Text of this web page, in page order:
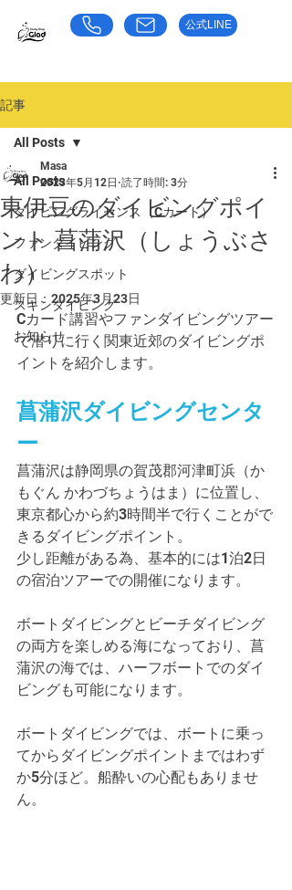
公式LINE
記事
All Posts
ダイビングライセンス（Cカード）
ファンダイビング
ダイビングスポット
スキンダイビング
お知らせ
All Posts
東伊豆のダイビングポイ
ント 菖蒲沢（しょうぶさ
わ）
Masa
2023年5月12日 読了時間: 3分
更新日： 2025年3月23日
Cカード講習やファンダイビングツアー
で潜りに行く関東近郊のダイビングポ
イントを紹介します。
菖蒲沢ダイビングセンタ
ー
菖蒲沢は静岡県の賀茂郡河津町浜（か
もぐん かわづちょうはま）に位置し、
東京都心から約3時間半で行くことがで
きるダイビングポイント。
少し距離がある為、基本的には1泊2日
の宿泊ツアーでの開催になります。
ボートダイビングとビーチダイビング
の両方を楽しめる海になっており、菖
蒲沢の海では、ハーフボートでのダイ
ビングも可能になります。
ボートダイビングでは、ボートに乗っ
てからダイビングポイントまではわず
か5分ほど。船酔いの心配もありませ
ん。